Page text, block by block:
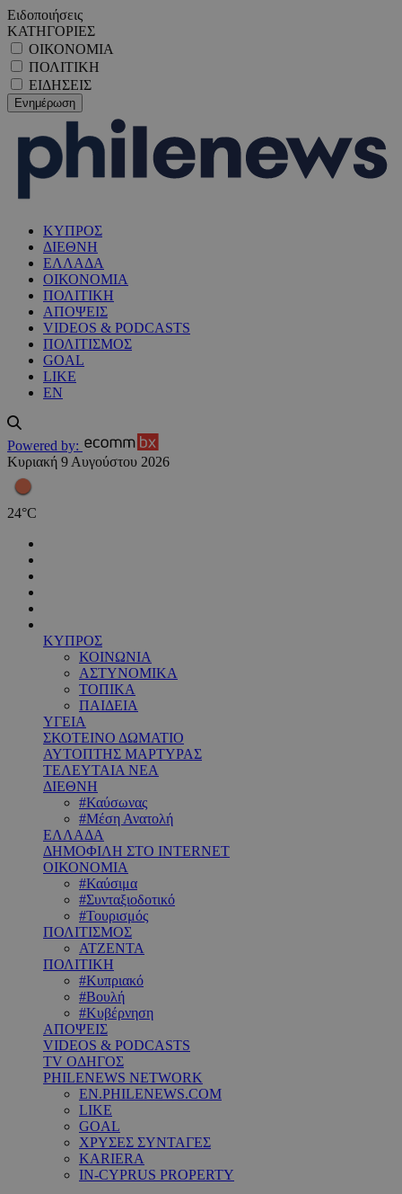
Ειδοποιήσεις
ΚΑΤΗΓΟΡΙΕΣ
ΟΙΚΟΝΟΜΙΑ
ΠΟΛΙΤΙΚΗ
ΕΙΔΗΣΕΙΣ
ΚΥΠΡΟΣ
ΔΙΕΘΝΗ
ΕΛΛΑΔΑ
ΟΙΚΟΝΟΜΙΑ
ΠΟΛΙΤΙΚΗ
ΑΠΟΨΕΙΣ
VIDEOS & PODCASTS
ΠΟΛΙΤΙΣΜΟΣ
GOAL
LIKE
EN
Powered by:
Κυριακή 9 Αυγούστου 2026
24°C
ΚΥΠΡΟΣ
ΚΟΙΝΩΝΙΑ
ΑΣΤΥΝΟΜΙΚΑ
ΤΟΠΙΚΑ
ΠΑΙΔΕΙΑ
ΥΓΕΙΑ
ΣΚΟΤΕΙΝΟ ΔΩΜΑΤΙΟ
ΑΥΤΟΠΤΗΣ ΜΑΡΤΥΡΑΣ
ΤΕΛΕΥΤΑΙΑ ΝΕΑ
ΔΙΕΘΝΗ
#Καύσωνας
#Μέση Ανατολή
ΕΛΛΑΔΑ
ΔΗΜΟΦΙΛΗ ΣΤΟ INTERNET
ΟΙΚΟΝΟΜΙΑ
#Καύσιμα
#Συνταξιοδοτικό
#Τουρισμός
ΠΟΛΙΤΙΣΜΟΣ
ΑΤΖΕΝΤΑ
ΠΟΛΙΤΙΚΗ
#Κυπριακό
#Βουλή
#Κυβέρνηση
ΑΠΟΨΕΙΣ
VIDEOS & PODCASTS
TV ΟΔΗΓΟΣ
PHILENEWS NETWORK
EN.PHILENEWS.COM
LIKE
GOAL
ΧΡΥΣΕΣ ΣΥΝΤΑΓΕΣ
KARIERA
IN-CYPRUS PROPERTY